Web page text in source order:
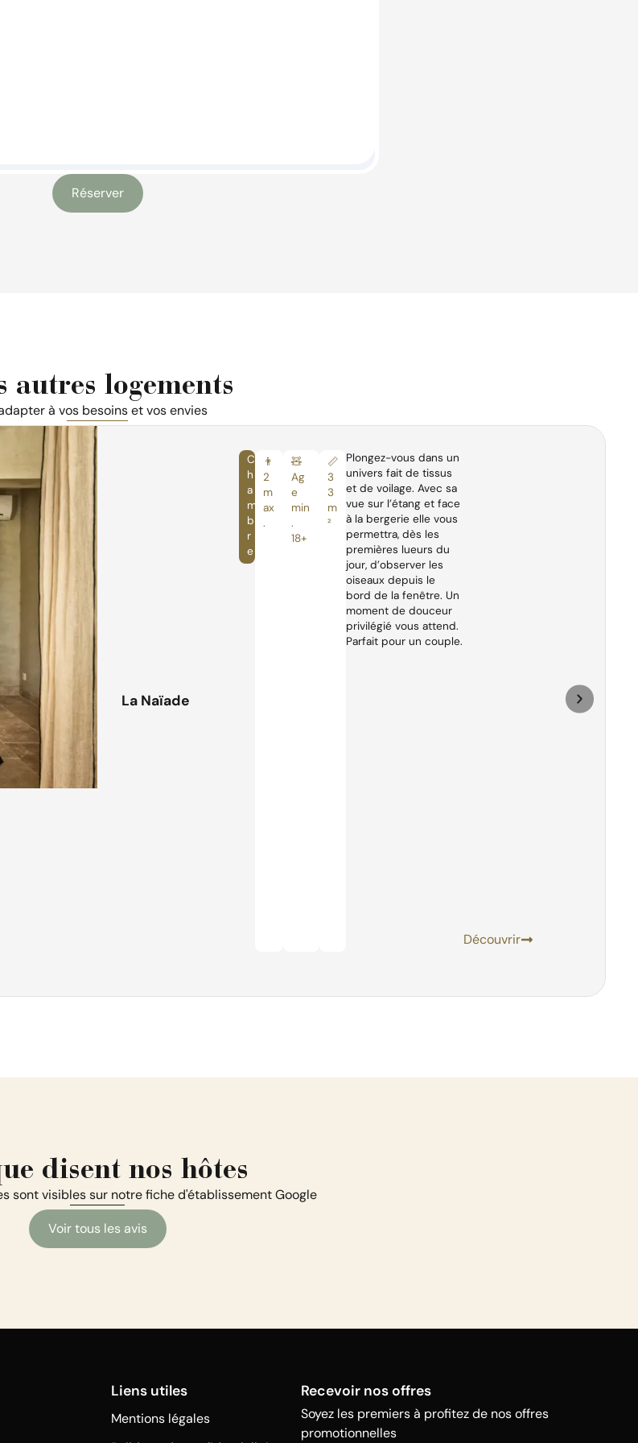
Réserver
autres logements
à vos besoins et vos envies
La Naïade
C
h
a
m
b
r
e
👨
2
m
ax
.
🧸
Ag
e
min
.
18+
📏
3
3
m
²
Plongez-vous dans un
univers fait de tissus
et de voilage. Avec sa
vue sur l’étang et face
à la bergerie elle vous
permettra, dès les
premières lueurs du
jour, d’observer les
oiseaux depuis le
bord de la fenêtre. Un
moment de douceur
privilégié vous attend.
Parfait pour un couple.
Découvrir
disent nos hôtes
sont visibles sur notre fiche d'établissement Google
Voir tous les avis
Liens utiles
Mentions légales
Recevoir nos offres
Soyez les premiers à profitez de nos offres
promotionnelles